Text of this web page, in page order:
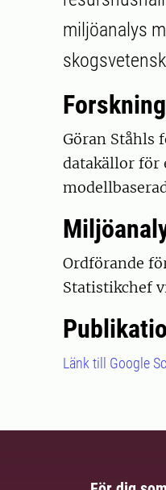
miljöanalys
Forskning
Göran Ståhls
datakällor för
Ordförande
Statistikchef
Länk till Google